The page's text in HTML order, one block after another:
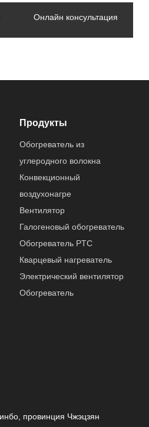
Онлайн консультация
Продукты
Обогреватель из
углеродного волокна
Конвекционный
воздухонагре
Вентилятор
Галогеновый обогреватель
Обогреватель PTC
Кварцевый нагреватель
Электрический вентилятор
Обогреватель
провинция Чжэцзян